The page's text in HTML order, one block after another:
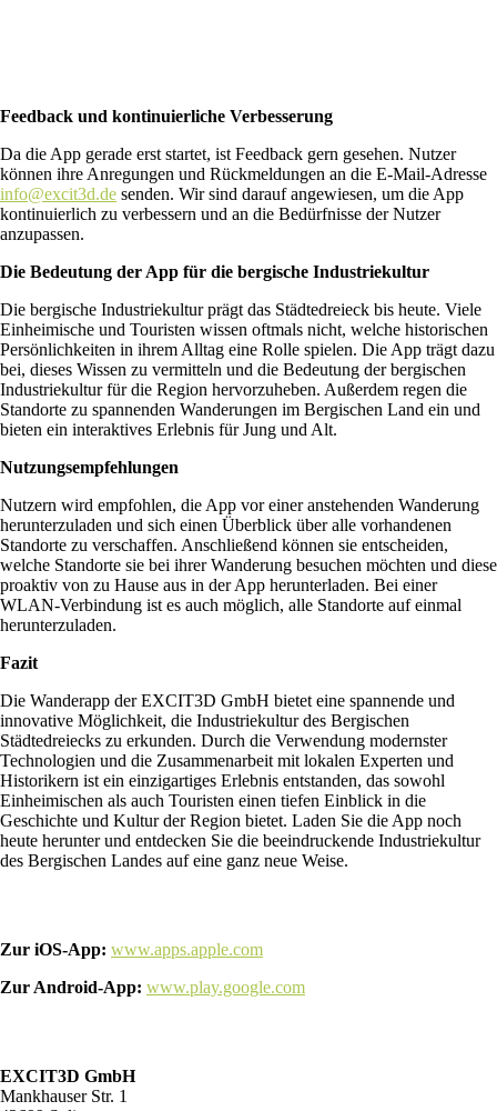
Feedback und kontinuierliche Verbesserung
Da die App gerade erst startet, ist Feedback gern gesehen. Nutzer
können ihre Anregungen und Rückmeldungen an die E-Mail-Adresse
info@excit3d.de senden. Wir sind darauf angewiesen, um die App
kontinuierlich zu verbessern und an die Bedürfnisse der Nutzer
anzupassen.
Die Bedeutung der App für die bergische Industriekultur
Die bergische Industriekultur prägt das Städtedreieck bis heute. Viele
Einheimische und Touristen wissen oftmals nicht, welche historischen
Persönlichkeiten in ihrem Alltag eine Rolle spielen. Die App trägt dazu
bei, dieses Wissen zu vermitteln und die Bedeutung der bergischen
Industriekultur für die Region hervorzuheben. Außerdem regen die
Standorte zu spannenden Wanderungen im Bergischen Land ein und
bieten ein interaktives Erlebnis für Jung und Alt.
Nutzungsempfehlungen
Nutzern wird empfohlen, die App vor einer anstehenden Wanderung
herunterzuladen und sich einen Überblick über alle vorhandenen
Standorte zu verschaffen. Anschließend können sie entscheiden,
welche Standorte sie bei ihrer Wanderung besuchen möchten und diese
proaktiv von zu Hause aus in der App herunterladen. Bei einer
WLAN-Verbindung ist es auch möglich, alle Standorte auf einmal
herunterzuladen.
Fazit
Die Wanderapp der EXCIT3D GmbH bietet eine spannende und
innovative Möglichkeit, die Industriekultur des Bergischen
Städtedreiecks zu erkunden. Durch die Verwendung modernster
Technologien und die Zusammenarbeit mit lokalen Experten und
Historikern ist ein einzigartiges Erlebnis entstanden, das sowohl
Einheimischen als auch Touristen einen tiefen Einblick in die
Geschichte und Kultur der Region bietet. Laden Sie die App noch
heute herunter und entdecken Sie die beeindruckende Industriekultur
des Bergischen Landes auf eine ganz neue Weise.
Zur iOS-App: www.apps.apple.com
Zur Android-App: www.play.google.com
EXCIT3D GmbH
Mankhauser Str. 1